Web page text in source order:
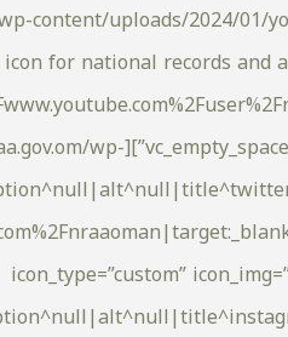
wp-content/uploads/2024/
for national records and
nraa.gov.om/wp-
icon_type=”custom”